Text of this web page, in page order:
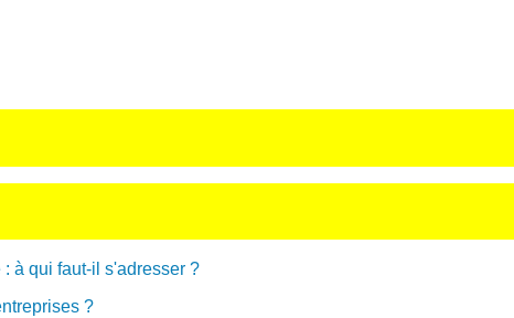
à qui faut-il s'adresser ?
?